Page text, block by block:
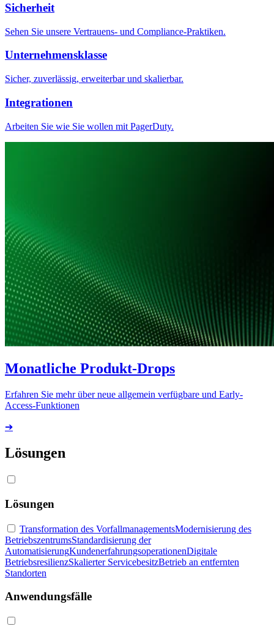
Sicherheit
Sehen Sie unsere Vertrauens- und Compliance-Praktiken.
Unternehmensklasse
Sicher, zuverlässig, erweiterbar und skalierbar.
Integrationen
Arbeiten Sie wie Sie wollen mit PagerDuty.
Monatliche Produkt-Drops
Erfahren Sie mehr über neue allgemein verfügbare und Early-
Access-Funktionen
➔
Lösungen
Lösungen
Transformation des VorfallmanagementsModernisierung des
BetriebszentrumsStandardisierung der
AutomatisierungKundenerfahrungsoperationenDigitale
BetriebsresilienzSkalierter ServicebesitzBetrieb an entfernten
Standorten
Anwendungsfälle